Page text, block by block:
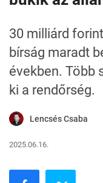
30 milliárd
bírság maradt
években. Több
ki a rendőrség.
Lencsés Csaba
2025.06.16.